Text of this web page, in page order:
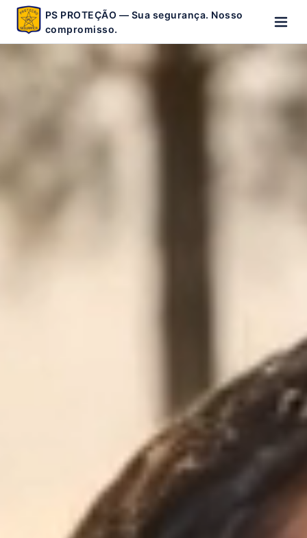
PS PROTEÇÃO — Sua segurança. Nosso
compromisso.